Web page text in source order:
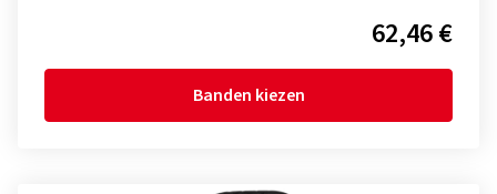
62,46 €
Banden kiezen